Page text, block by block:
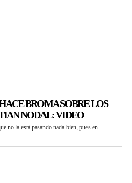
BROMA SOBRE LOS
NODAL: VIDEO
no la está pasando nada bien, pues en...